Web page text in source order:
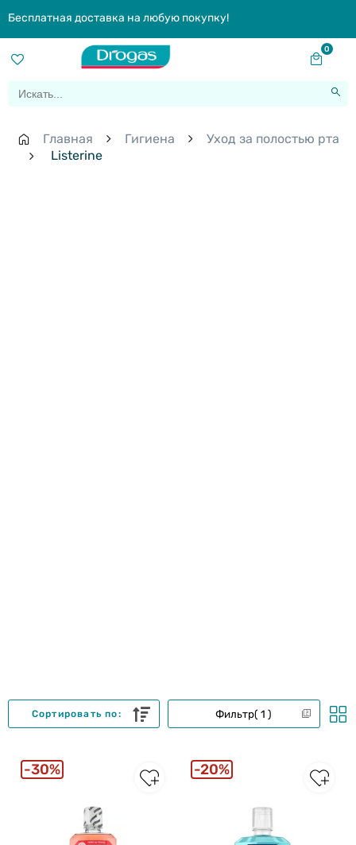
Бесплатная доставка на любую покупку!
0
Главная Гигиена
Уход за полостью рта
Listerine
Фильтр 1
Сортировать по:
30% 20%